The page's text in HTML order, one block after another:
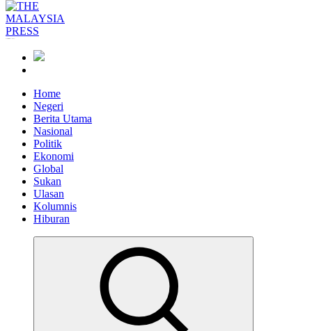
Home
Negeri
Berita Utama
Nasional
Politik
Ekonomi
Global
Sukan
Ulasan
Kolumnis
Hiburan